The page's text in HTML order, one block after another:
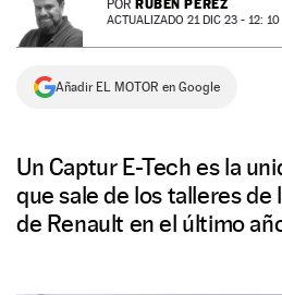
NEWSLETTER
SÍGUENOS
POR RUBÉN PÉREZ
ACTUALIZADO 21 DIC 23 - 12: 10
Añadir EL MOTOR en Google
Un Captur E-Tech es la
que sale de los talleres de
de Renault en el último